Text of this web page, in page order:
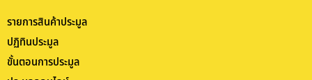
รายการสินค้าประมูล
ปฏิทินประมูล
ขั้นตอนการประมูล